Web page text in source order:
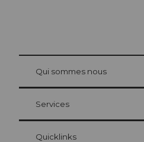
Carte d’hôte Lucerne
Vos avantages en tant qu'hôte pour la
at Bre
Qui sommes nous
Services
Quicklinks